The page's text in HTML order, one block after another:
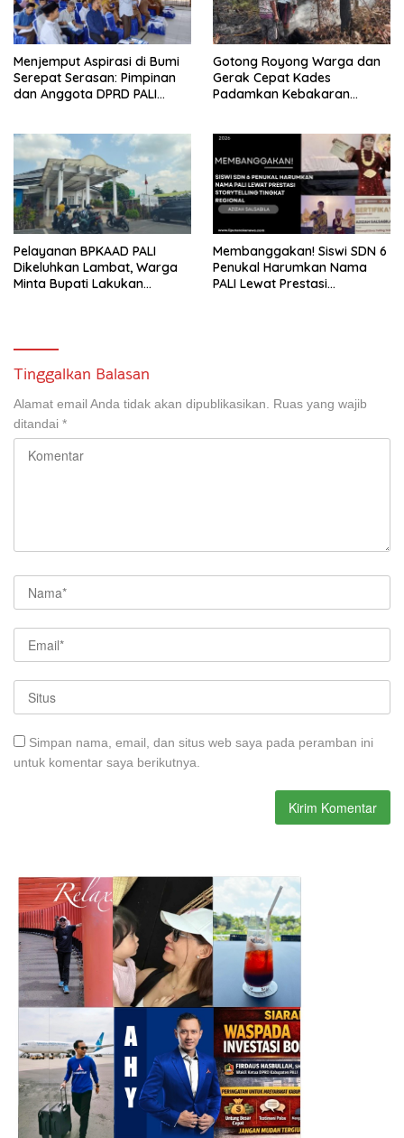
Menjemput Aspirasi di Bumi
Serepat Serasan: Pimpinan
dan Anggota DPRD PALI
Melalui Reses Ke-2 Tahun
2026
Gotong Royong Warga dan
Gerak Cepat Kades
Padamkan Kebakaran
Pelayanan BPKAAD PALI
Dikeluhkan Lambat, Warga
Minta Bupati Lakukan
Membanggakan! Siswi SDN 6
Penukal Harumkan Nama
PALI Lewat Prestasi
Tinggalkan Balasan
Alamat email Anda tidak akan dipublikasikan. Ruas yang wajib
ditandai *
Simpan nama, email, dan situs web saya pada peramban ini
untuk komentar saya berikutnya.